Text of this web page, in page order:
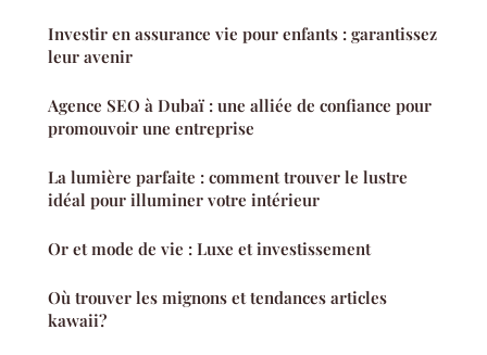
Investir en assurance vie pour enfants : garantissez
leur avenir
Agence SEO à Dubaï : une alliée de confiance pour
promouvoir une entreprise
La lumière parfaite : comment trouver le lustre
idéal pour illuminer votre intérieur
Or et mode de vie : Luxe et investissement
Où trouver les mignons et tendances articles
kawaii?